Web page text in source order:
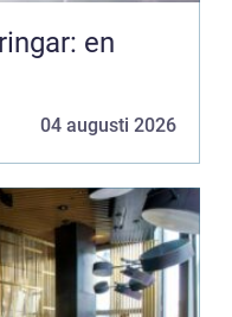
en
04 augusti 2026